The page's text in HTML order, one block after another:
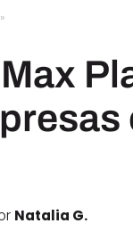
»
Natalia G.